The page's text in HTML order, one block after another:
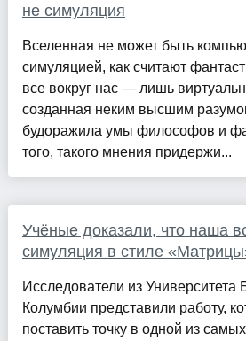
не симуляция
Вселенная не может быть
симуляцией, как считают
все вокруг нас — лишь
созданная неким высшим
будоражила умы философов и
того, такого мнения придержи...
Учёные доказали, что наша
симуляция в стиле
Исследователи из Университета
Колумбии представили работу,
поставить точку в одной из